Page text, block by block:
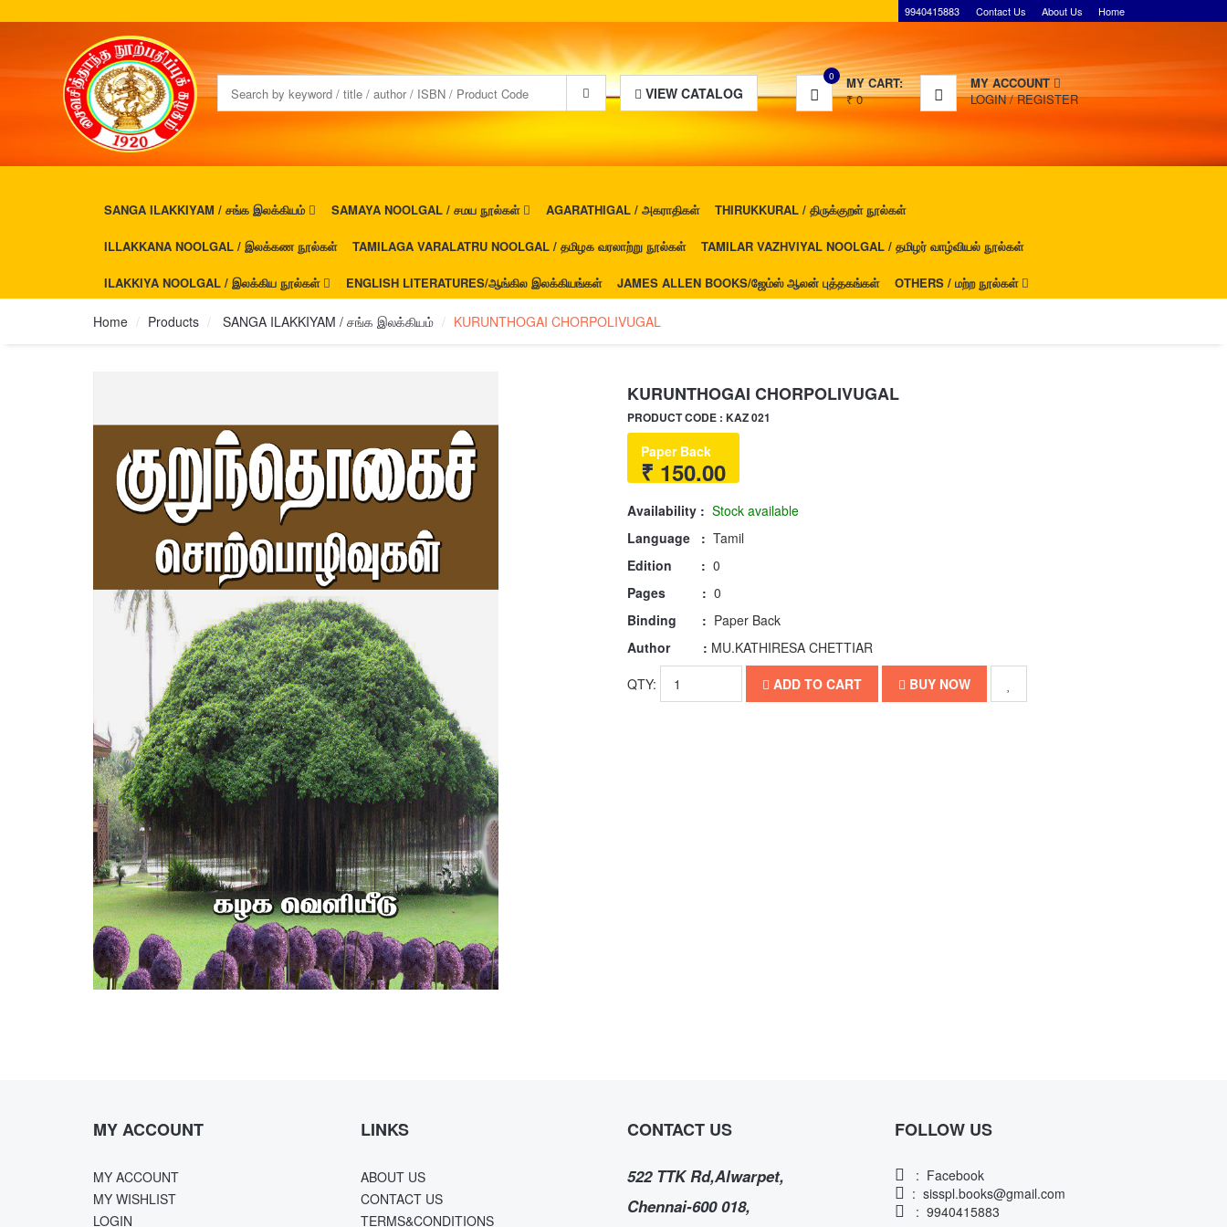
9940415883 Contact Us About Us Home
VIEW CATALOG
0
MY CART:
₹0
MY ACCOUNT
LOGIN/REGISTER
SANGA ILAKKIYAM / சங்க இலக்கியம் SAMAYA NOOLGAL / சமய நூல்கள் AGARATHIGAL / அகராதிகள் THIRUKKURAL / திருக்குறள் நூல்கள்
ILLAKKANA NOOLGAL / இலக்கண நூல்கள் TAMILAGA VARALATRU NOOLGAL / தமிழக வரலாற்று நூல்கள் TAMILAR VAZHVIYAL NOOLGAL / தமிழர் வாழ்வியல் நூல்கள்
ILAKKIYA NOOLGAL / இலக்கிய நூல்கள் ENGLISH LITERATURES/ஆங்கில இலக்கியங்கள் JAMES ALLEN BOOKS/ஜேம்ஸ் ஆலன் புத்தகங்கள் OTHERS / மற்ற நூல்கள்
Home Products SANGA ILAKKIYAM / சங்க இலக்கியம் KURUNTHOGAI CHORPOLIVUGAL
KURUNTHOGAI CHORPOLIVUGAL
PRODUCT CODE : KAZ 021
Paper Back
₹ 150.00
Availability : Stock available
Language : Tamil
Edition : 0
Pages : 0
Binding : Paper Back
Author : MU.KATHIRESA CHETTIAR
QTY:
ADD TO CART BUY NOW
MY ACCOUNT
MY ACCOUNT
MY WISHLIST
LOGIN
LINKS
ABOUT US
CONTACT US
TERMS&CONDITIONS
CONTACT US
522 TTK Rd,Alwarpet,
Chennai-600 018,
FOLLOW US
: Facebook
: sisspl.books@gmail.com
: 9940415883